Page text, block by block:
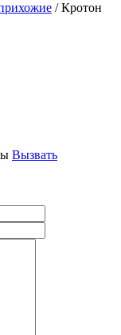
/ Кротон
Вызвать